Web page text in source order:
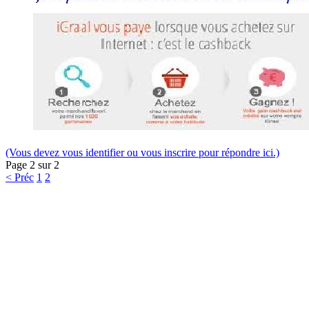
(Vous devez vous identifier ou vous inscrire pour répondre ici.)
Page 2 sur 2
< Préc 1 2